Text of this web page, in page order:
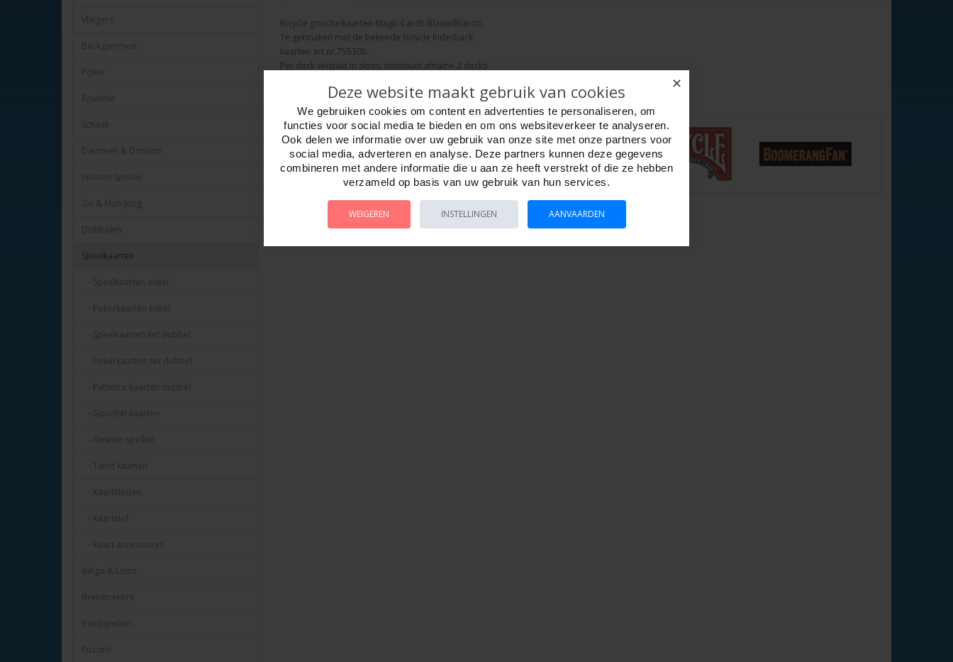
Vliegers
Backgammon
Poker
Roulette
Schaak
Dammen & Domino
Houten Spellen
Go & Mah-Jong
Dobbelen
Speelkaarten
- Speelkaarten enkel
- Pokerkaarten enkel
- Speelkaarten set dubbel
- Pokerkaarten set dubbel
- Patience kaarten dubbel
- Goochel kaarten
- Kwartet spellen
- Tarot kaarten
- Kaartkleden
- Kaartslof
- Kaart accessoires
Bingo & Lotto
Breinbrekers
Bordspellen
Puzzels
Bicycle goochelkaarten Magic Cards Blauw/Blanco.
Te gebruiken met de bekende Bicycle Riderback
kaarten art nr.755305.
Per deck verpakt in doos, minimum afname 2 decks.
✕
Deze website maakt gebruik van cookies
We gebruiken cookies om content en advertenties te personaliseren, om
functies voor social media te bieden en om ons websiteverkeer te analyseren.
Ook delen we informatie over uw gebruik van onze site met onze partners voor
social media, adverteren en analyse. Deze partners kunnen deze gegevens
combineren met andere informatie die u aan ze heeft verstrekt of die ze hebben
verzameld op basis van uw gebruik van hun services.
WEIGEREN INSTELLINGEN AANVAARDEN